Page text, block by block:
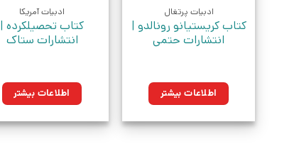
ادبیات پرتغال
کتاب کریستیانو رونالدو |
انتشارات حتمی
اطلاعات بیشتر
ادبیات آمریکا
کتاب تحصیلکرده |
انتشارات ستاک
اطلاعات بیشتر